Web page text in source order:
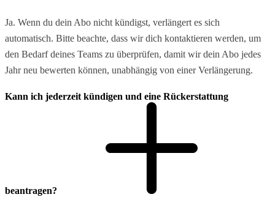
Ja. Wenn du dein Abo nicht kündigst, verlängert es sich
automatisch. Bitte beachte, dass wir dich kontaktieren werden, um
den Bedarf deines Teams zu überprüfen, damit wir dein Abo jedes
Jahr neu bewerten können, unabhängig von einer Verlängerung.
Kann ich jederzeit kündigen und eine Rückerstattung
beantragen?